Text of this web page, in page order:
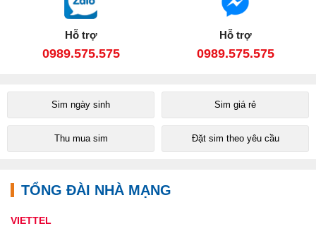
Hỗ trợ
0989.575.575
Hỗ trợ
0989.575.575
Sim ngày sinh Sim giá rẻ
Thu mua sim Đặt sim theo yêu cầu
TỔNG ĐÀI NHÀ MẠNG
VIETTEL